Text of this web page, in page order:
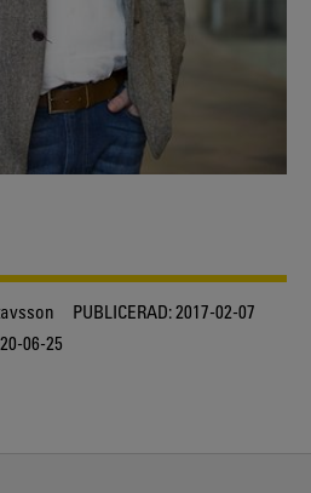
PUBLICERAD:2017-02-07
06-25